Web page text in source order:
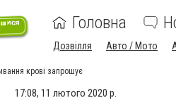
Головна
Дозвілля Авто / Мото
крові запрошує
17:08, 11 лютого 2020 р.